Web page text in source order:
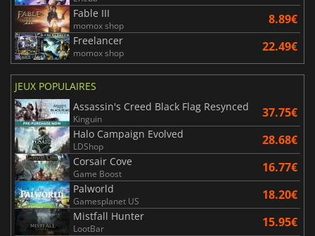
Fable III
momox shop 8.89€
Freelancer
momox shop 22.49€
JEUX POPULAIRES
Assassin's Creed Black Flag Resynced
Kinguin 37.75€
Halo Campaign Evolved
LDShop 28.68€
Corsair Cove
Game Boost 16.77€
Palworld
Gamesplanet US 18.20€
Mistfall Hunter
LootBar 15.95€